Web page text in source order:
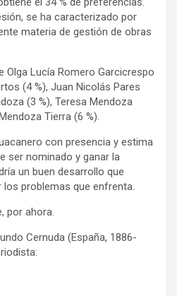
se ha caracterizado por
materia de gestión de obras
Olga Lucía Romero Garcicrespo
(4 %), Juan Nicolás Pares
(3 %), Teresa Mendoza
Tierra (6 %).
con presencia y estima
ser nominado y ganar la
un buen desarrollo que
problemas que enfrenta.
por ahora.
Cernuda (España, 1886-